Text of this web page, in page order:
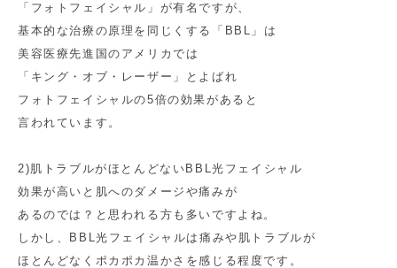
「フォトフェイシャル」が有名ですが、
基本的な治療の原理を同じくする「BBL」は
美容医療先進国のアメリカでは
「キング・オブ・レーザー」とよばれ
フォトフェイシャルの5倍の効果があると
言われています。
2)肌トラブルがほとんどないBBL光フェイシャル
効果が高いと肌へのダメージや痛みが
あるのでは？と思われる方も多いですよね。
しかし、BBL光フェイシャルは痛みや肌トラブルが
ほとんどなくポカポカ温かさを感じる程度です。